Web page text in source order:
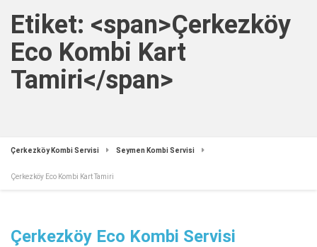
Etiket: <span>Çerkezköy
Eco Kombi Kart
Tamiri</span>
Çerkezköy Kombi Servisi Seymen Kombi Servisi
Çerkezköy Eco Kombi Kart Tamiri
Çerkezköy Eco Kombi Servisi